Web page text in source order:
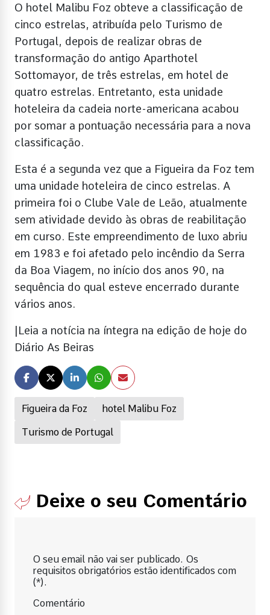
Figueira da Foz hotel Malibu Foz
Turismo de Portugal
O hotel Malibu Foz obteve a classificação de
cinco estrelas, atribuída pelo Turismo de
Portugal, depois de realizar obras de
transformação do antigo Aparthotel
Sottomayor, de três estrelas, em hotel de
quatro estrelas. Entretanto, esta unidade
hoteleira da cadeia norte-americana acabou
por somar a pontuação necessária para a nova
classificação.
Esta é a segunda vez que a Figueira da Foz tem
uma unidade hoteleira de cinco estrelas. A
primeira foi o Clube Vale de Leão, atualmente
sem atividade devido às obras de reabilitação
em curso. Este empreendimento de luxo abriu
em 1983 e foi afetado pelo incêndio da Serra
da Boa Viagem, no início dos anos 90, na
sequência do qual esteve encerrado durante
vários anos.
|Leia a notícia na íntegra na edição de hoje do
Diário As Beiras
Deixe o seu Comentário
O seu email não vai ser publicado. Os
requisitos obrigatórios estão identificados com
(*).
Comentário